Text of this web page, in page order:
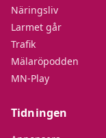
Näringsliv
Larmet går
Trafik
Mälaröpodden
MN-Play
Tidningen